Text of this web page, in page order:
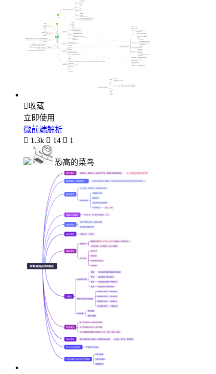
收藏
立即使用
微前端解析
 1.3k  14  1
恐高的菜鸟